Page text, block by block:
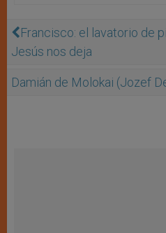
Francisco: el lavatorio de
Jesús nos deja
Damián de Molokai (Jozef